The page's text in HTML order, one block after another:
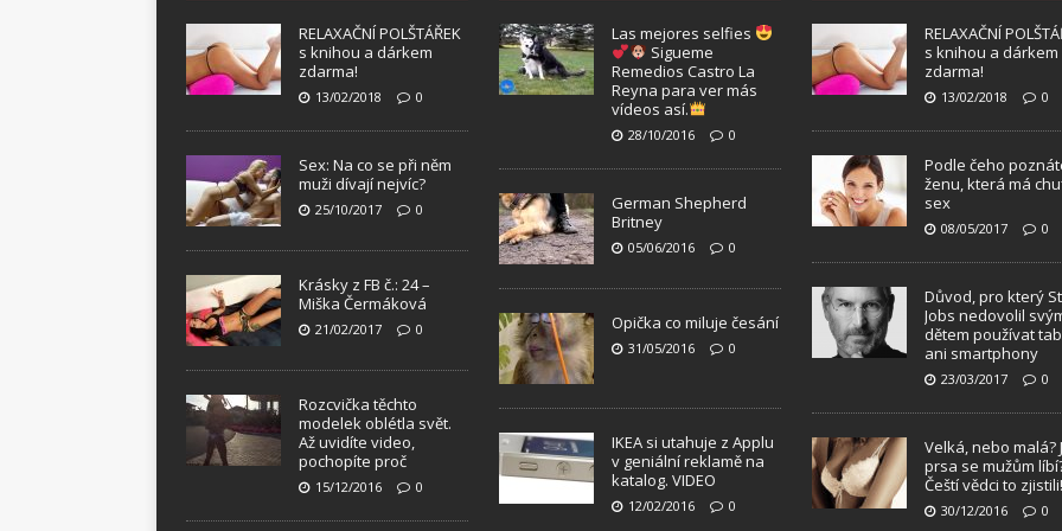
RELAXAČNÍ POLŠTÁŘEK
s knihou a dárkem
zdarma!
13/02/2018 0
Sex: Na co se při něm
muži dívají nejvíc?
25/10/2017 0
Krásky z FB č.: 24 –
Miška Čermáková
21/02/2017 0
Rozcvička těchto
modelek oblétla svět.
Až uvidíte video,
pochopíte proč
15/12/2016 0
Las mejores selfies
Sigueme
Remedios Castro La
Reyna para ver más
vídeos así.
28/10/2016 0
German Shepherd
Britney
05/06/2016 0
Opička co miluje česání
31/05/2016 0
IKEA si utahuje z Applu
v geniální reklamě na
katalog. VIDEO
12/02/2016 0
RELAXAČNÍ
s knihou a dárkem
zdarma!
13/02/2018 0
Podle čeho
ženu, která má
sex
08/05/2017 0
Důvod, pro který
Jobs nedovolil
dětem používat
ani smartphony
23/03/2017 0
Velká, nebo malá?
prsa se mužům
Čeští vědci to zjistili!
30/12/2016 0